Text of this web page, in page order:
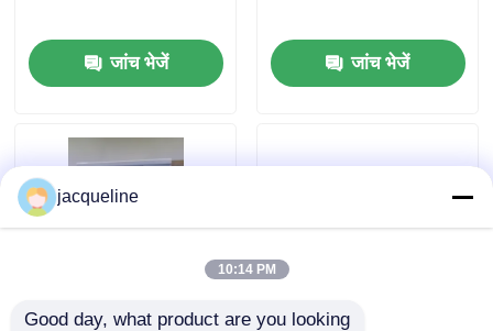
गुणवत्ता नियंत्रण
उद्धरण मांगें
बोतल रिवर्स वेंडिंग मशीन
जांच भेजें जांच भेजें
jacqueline
10:14 PM
Good day, what product are you looking